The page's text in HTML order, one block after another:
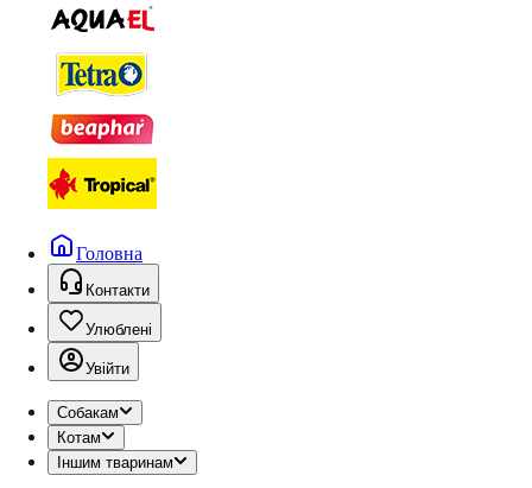
Головна
Контакти
Улюблені
Увійти
Собакам
Котам
Іншим тваринам